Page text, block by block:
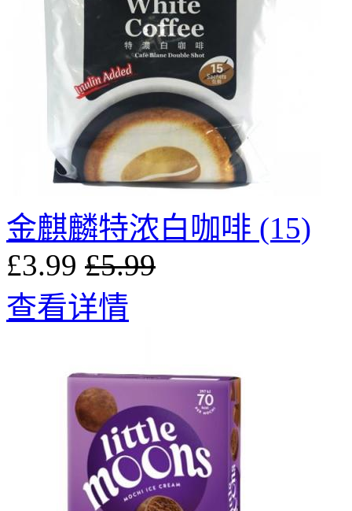
金麒麟特浓白咖啡 (15)
£3.99 £5.99
查看详情